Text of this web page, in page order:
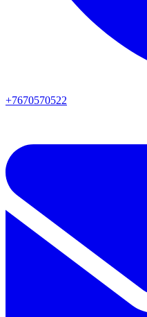
+7670570522